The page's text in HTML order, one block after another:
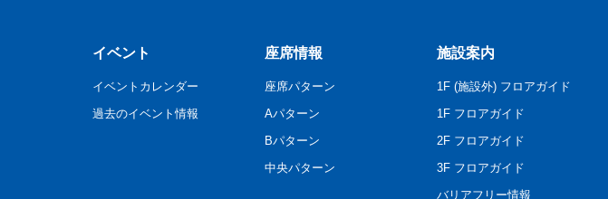
イベント
イベントカレンダー
過去のイベント情報
座席情報
座席パターン
Aパターン
Bパターン
中央パターン
施設案内
1F (施設外) フロアガイド
1F フロアガイド
2F フロアガイド
3F フロアガイド
バリアフリー情報